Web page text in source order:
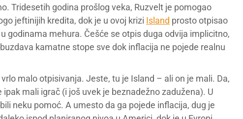
Tridesetih godina prošlog veka, Ruzvelt je pomogao
jeftinijih kredita, dok je u ovoj krizi Island prosto otpisao
godinama mehura. Češće se otpis duga odvija implicitno,
kamatne stope sve dok inflacija ne pojede realnu
malo otpisivanja. Jeste, tu je Island – ali on je mali. Da,
ipak mali igrač (i još uvek je beznadežno zadužena). U
neku pomoć. A umesto da ga pojede inflacija, dug je